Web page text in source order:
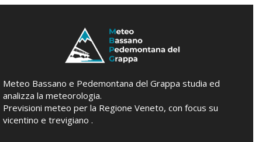
Meteo Bassano e Pedemontana del Grappa studia ed
analizza la meteorologia.
Previsioni meteo per la Regione Veneto, con focus su
vicentino e trevigiano .